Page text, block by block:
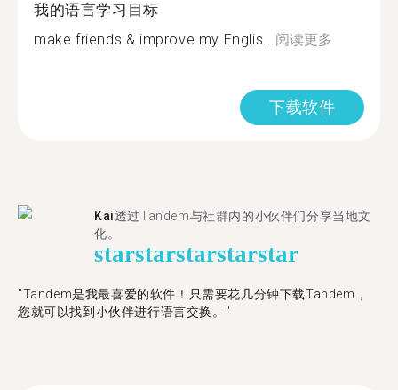
我的语言学习目标
make friends & improve my Englis...阅读更多
下载软件
Kai透过Tandem与社群内的小伙伴们分享当地文
化。
starstarstarstarstar
"Tandem是我最喜爱的软件！只需要花几分钟下载Tandem，
您就可以找到小伙伴进行语言交换。"